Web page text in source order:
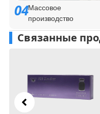
04Массовое
производство
Связанные